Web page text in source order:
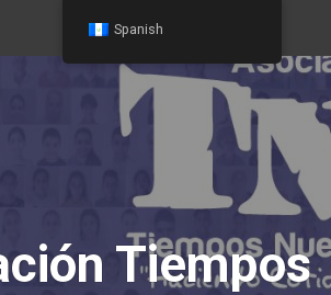
Tiempos
Spanish